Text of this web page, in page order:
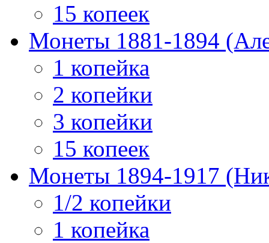
15 копеек
Монеты 1881-1894
1 копейка
2 копейки
3 копейки
15 копеек
Монеты 1894-1917
1/2 копейки
1 копейка